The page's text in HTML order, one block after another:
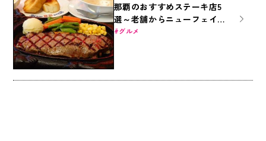
那覇のおすすめステーキ店5
選～老舗からニューフェイス
まで～
グルメ